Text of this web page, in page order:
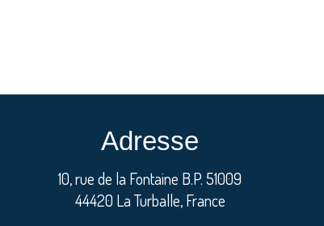
Adresse
10, rue de la Fontaine B.P. 51009
44420 La Turballe, France